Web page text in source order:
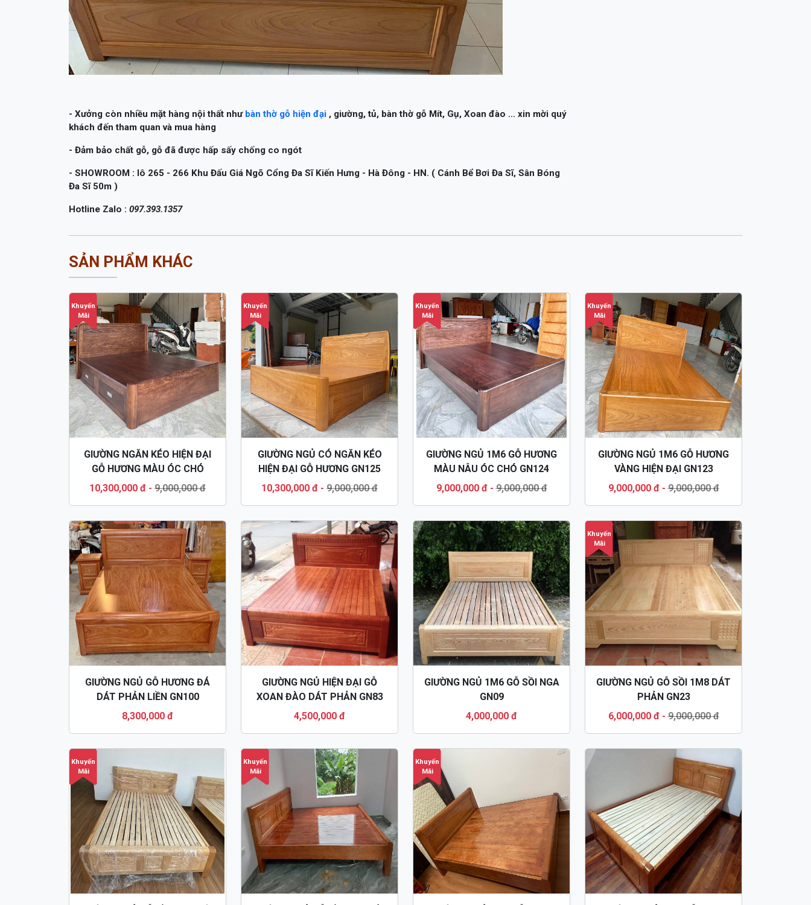
- Xưởng còn nhiều mặt hàng nội thất nhưbàn thờ gỗ hiện đại, giường, tủ, bàn thờ gỗ Mít, Gụ, Xoan đào ... xin mời quý
- SHOWROOM : lô 265 - 266 Khu Đấu Giá Ngõ Cổng Đa Sĩ Kiến Hưng - Hà Đông - HN. ( Cánh Bể Bơi Đa Sĩ, Sân Bóng
SẢN PHẨM KHÁC
Khuyến
Mãi
GIƯỜNG NGĂN KÉO HIỆN ĐẠI
GỖ HƯƠNG MÀU ÓC CHÓ
GN126
10,300,000 đ-9,000,000 đ
GIƯỜNG NGỦ CÓ NGĂN KÉO
HIỆN ĐẠI GỖ HƯƠNG GN125
10,300,000 đ-9,000,000 đ
GIƯỜNG NGỦ 1M6 GỖ HƯƠNG
MÀU NÂU ÓC CHÓ GN124
9,000,000 đ- 9,000,000 đ
GIƯỜNG NGỦ 1M6 GỖ HƯƠNG
VÀNG HIỆN ĐẠI GN123
9,000,000 đ -9,000,000 đ
GIƯỜNG NGỦ GỖ HƯƠNG ĐÁ
DÁT PHẢN LIỀN GN100
8,300,000 đ
GIƯỜNG NGỦ HIỆN ĐẠI GỖ
XOAN ĐÀO DÁT PHẢN GN83
4,500,000 đ
GIƯỜNG NGỦ 1M6 GỖ SỒI NGA
GN09
4,000,000 đ
Khuyến
GIƯỜNG NGỦ GỖ SỒI 1M8 DÁT
PHẢN GN23
6,000,000 đ-9,000,000 đ
GIƯỜNG NGỦ GỖ SỒI 1M2 HIỆN
ĐẠI GN109
3,500,000 đ-9,000,000 đ
GIƯỜNG NGỦ GỖ SỒI 1M2 DÁT
PHẢN MÀU CÁNH DÁN GN118
4,500,000 đ-9,000,000 đ
GIƯỜNG NGỦ 1M6 GỖ XOAN
ĐÀO BẮC GN122
5,500,000 đ-9,000,000 đ
GIƯỜNG NGỦ 1M2 GỖ XOAN
ĐÀO DÁT NAN GN17
3,500,000 đ